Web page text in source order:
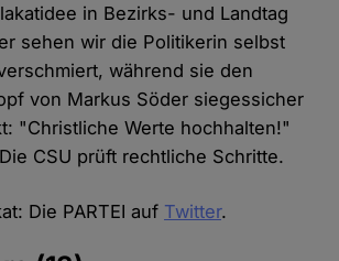
in Bezirks- und Landtag
sehen wir die Politikerin selbst
während sie den
von Markus Söder siegessicher
"Christliche Werte hochhalten!"
CSU prüft rechtliche Schritte.
Die PARTEI auf Twitter.